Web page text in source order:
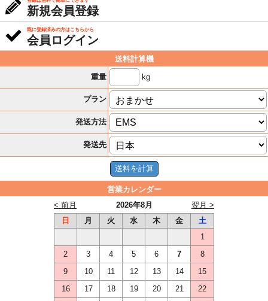
新規会員登録
既に登録済みの方はこちらから
会員ログイン
送料計算機
重量
kg
プラン
発送方法
発送先
営業カレンダー
2026年8月
< 前月
翌月 >
日
月 火 水 木 金
土
1
2
3 4 5 6 7
8
9
10 11 12 13 14
15
16
17 18 19 20 21
22